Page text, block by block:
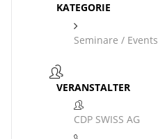
KATEGORIE
Seminare / Events
VERANSTALTER
CDP SWISS AG